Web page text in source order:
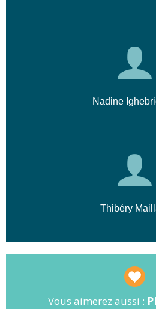
Nadine
Thibéry
Vous aimerez aussi :